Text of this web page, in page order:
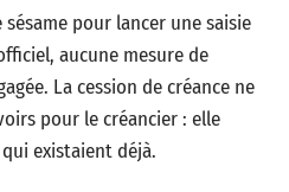
sésame pour lancer une saisie
aucune mesure de
La cession de créance ne
pour le créancier : elle
existaient déjà.